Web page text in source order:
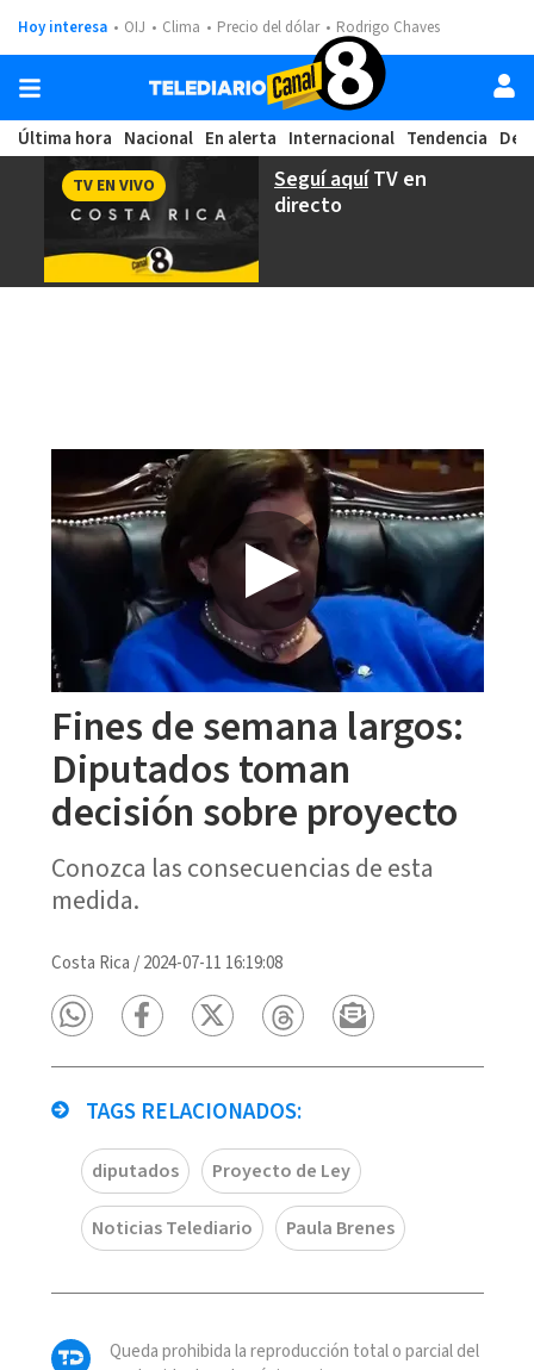
Hoy interesa OIJ Clima Precio del dólar Rodrigo Chaves
Última hora Nacional En alerta Internacional Tendencia
Seguí aquíTV en
directo
TV EN VIVO
Fines de semana largos:
Diputados toman
decisión sobre proyecto
Conozca las consecuencias de esta
medida.
Costa Rica /2024-07-11 16:19:08
TAGS RELACIONADOS:
diputados Proyecto de Ley
Noticias Telediario Paula Brenes
Queda prohibida la reproducción total o parcial del